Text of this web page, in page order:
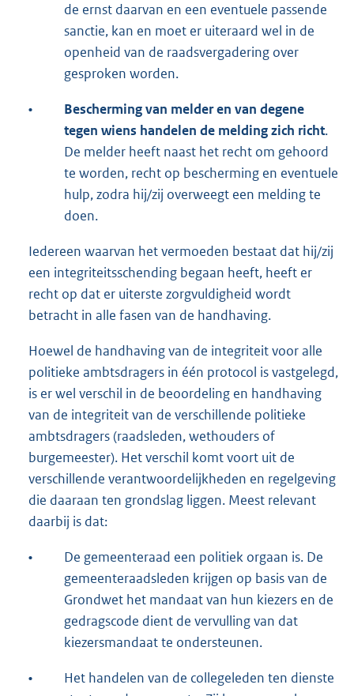
de ernst daarvan en een eventuele passende
sanctie, kan en moet er uiteraard wel in de
openheid van de raadsvergadering over
gesproken worden.
•
Bescherming van melder en van degene
tegen wiens handelen de melding zich richt.
De melder heeft naast het recht om gehoord
te worden, recht op bescherming en eventuele
hulp, zodra hij/zij overweegt een melding te
doen.
Iedereen waarvan het vermoeden bestaat dat hij/zij
een integriteitsschending begaan heeft, heeft er
recht op dat er uiterste zorgvuldigheid wordt
betracht in alle fasen van de handhaving.
Hoewel de handhaving van de integriteit voor alle
politieke ambtsdragers in één protocol is vastgelegd,
is er wel verschil in de beoordeling en handhaving
van de integriteit van de verschillende politieke
ambtsdragers (raadsleden, wethouders of
burgemeester). Het verschil komt voort uit de
verschillende verantwoordelijkheden en regelgeving
die daaraan ten grondslag liggen. Meest relevant
daarbij is dat:
•
De gemeenteraad een politiek orgaan is. De
gemeenteraadsleden krijgen op basis van de
Grondwet het mandaat van hun kiezers en de
gedragscode dient de vervulling van dat
kiezersmandaat te ondersteunen.
•
Het handelen van de collegeleden ten dienste